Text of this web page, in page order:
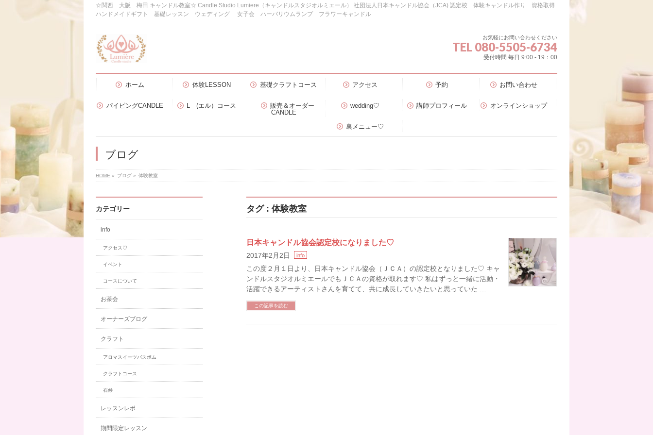
☆関西 大阪 梅田 キャンドル教室☆ Candle Studio Lumiere（キャンドルスタジオルミエール） 社団法人日本キャンドル協会（JCA) 認定校 体験キャンドル作り 資格取得
ハンドメイドギフト 基礎レッスン ウェディング 女子会 ハーバリウムランプ フラワーキャンドル
お気軽にお問い合わせください
TEL 080-5505-6734
受付時間 毎日 9:00 - 19：00
ホーム 体験LESSON 基礎クラフトコース アクセス 予約 お問い合わせ
パイピングCANDLE L (エル）コース
販売＆オーダー
CANDLE
wedding♡ 講師プロフィール オンラインショップ
裏メニュー♡
ブログ
HOME » ブログ » 体験教室
タグ : 体験教室
日本キャンドル協会認定校になりました♡
2017年2月2日 info
この度２月１日より、日本キャンドル協会（ＪＣＡ）の認定校となりました♡ キャ
ンドルスタジオルミエールでもＪＣＡの資格が取れます♡ 私はずっと一緒に活動・
活躍できるアーティストさんを育てて、共に成長していきたいと思っていた …
この記事を読む
カテゴリー
info
アクセス♡
イベント
コースについて
お茶会
オーナーズブログ
クラフト
アロマスイーツバスボム
クラフトコース
石鹸
レッスンレポ
期間限定レッスン